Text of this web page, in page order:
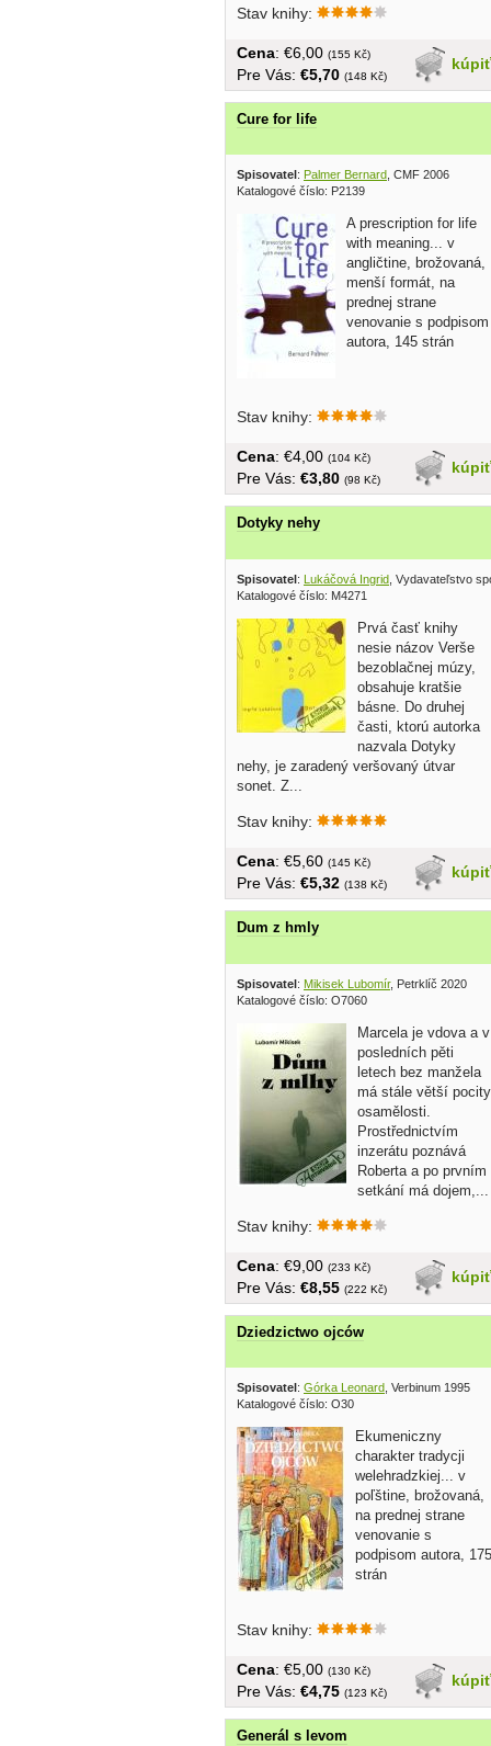
Stav knihy:
kúpiť
Cena: €6,00 (155 Kč)
Pre Vás: €5,70 (148 Kč)
Cure for life
Spisovatel : Palmer Bernard , CMF 2006
Katalogové číslo: P2139
A prescription for life
with meaning... v
angličtine, brožovaná,
menší formát, na
prednej strane
venovanie s podpisom
autora, 145 strán
Stav knihy:
kúpiť
Cena: €4,00 (104 Kč)
Pre Vás: €3,80 (98 Kč)
Dotyky nehy
Spisovatel: Lukáčová Ingrid , Vydavateľstvo
Katalogové číslo: M4271
Prvá časť knihy
nesie názov Verše
bezoblačnej múzy,
obsahuje kratšie
básne. Do druhej
časti, ktorú autorka
nazvala Dotyky
nehy, je zaradený veršovaný útvar
sonet. Z...
Stav knihy:
kúpiť
Cena: €5,60 (145 Kč)
Pre Vás: €5,32 (138 Kč)
Dum z hmly
Spisovatel: Mikisek Lubomír, Petrklíč 2020
Katalogové číslo: O7060
Marcela je vdova a v
posledních pěti
letech bez manžela
má stále větší pocity
osamělosti.
Prostřednictvím
inzerátu poznává
Roberta a po prvním
setkání má dojem,...
Stav knihy:
kúpiť
Cena: €9,00 (233 Kč)
Pre Vás: €8,55 (222 Kč)
Dziedzictwo ojców
Spisovatel : Górka Leonard , Verbinum 1995
Katalogové číslo: O30
Ekumeniczny
charakter tradycji
welehradzkiej... v
poľštine, brožovaná,
na prednej strane
venovanie s
podpisom autora, 175
strán
Stav knihy:
kúpiť
Cena: €5,00 (130 Kč)
Pre Vás: €4,75 (123 Kč)
Generál s levom